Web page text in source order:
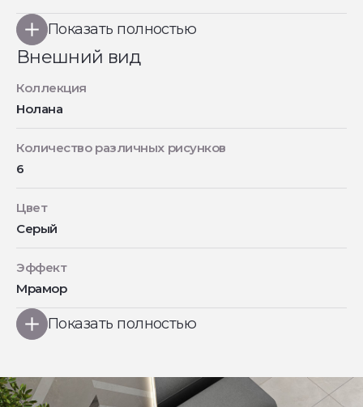
Показать полностью
Внешний вид
Коллекция
Нолана
Количество различных рисунков
6
Цвет
Серый
Эффект
Мрамор
Показать полностью